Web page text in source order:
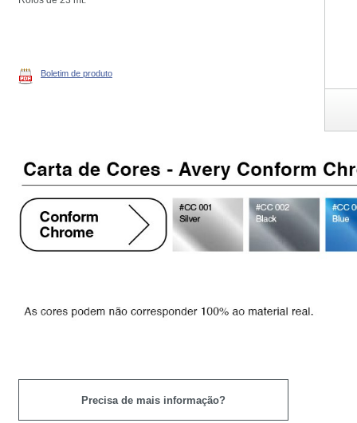
Boletim de produto
Precisa de mais informação?